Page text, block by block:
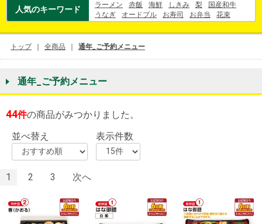
人気のキーワード ラーメン 赤飯 海鮮 しきみ 梨
国産和牛
うなぎ
オードブル お寿司 お弁当
花束
握り寿司
ケーキ 刺身 うなぎ 梨 寿司
幸水
シュークリーム
ヨーグルト
トップ 全商品 通年_ご予約メニュー
通年_ご予約メニュー
44件の商品がみつかりました。
並べ替え
表示件数
1 2 3 次へ